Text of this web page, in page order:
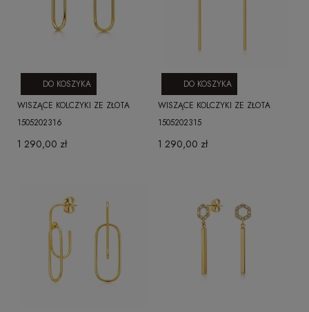
WISZĄCE KOLCZYKI ZE ZŁOTA
1505202316
1 290,00 zł
DO KOSZYKA
WISZĄCE KOLCZYKI ZE ZŁOTA
1505202315
1 290,00 zł
DO KOSZYKA